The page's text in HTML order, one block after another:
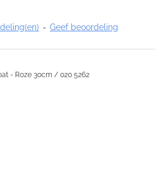
- Geef beoordeling
- Roze 30cm / 020 5262